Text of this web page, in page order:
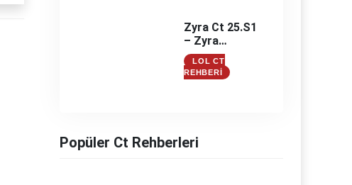
Zyra Ct 25.S1
– Zyra
Counter –
Zyra
Counterleri
LOL CT
REHBERI
Popüler Ct Rehberleri